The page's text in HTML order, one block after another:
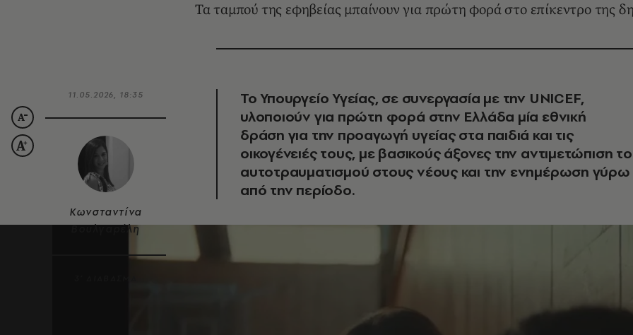
Τα ταμπού της εφηβείας μπαίνουν για πρώτη φορά στο επίκεντρο της
11.05.2026, 18:35
Κωνσταντίνα
Βουλγαρέλη
Το Υπουργείο Υγείας, σε συνεργασία με την UNICEF,
υλοποιούν για πρώτη φορά στην Ελλάδα μία εθνική
δράση για την προαγωγή υγείας στα παιδιά και τις
οικογένειές τους, με βασικούς άξονες την αντιμετώπιση
αυτοτραυματισμού στους νέους και την ενημέρωση γύρω
από την περίοδο.